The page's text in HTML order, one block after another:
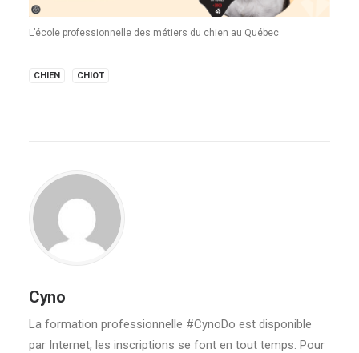
L’école professionnelle des métiers du chien au Québec
CHIEN CHIOT
Cyno
La formation professionnelle #CynoDo est disponible
par Internet, les inscriptions se font en tout temps. Pour